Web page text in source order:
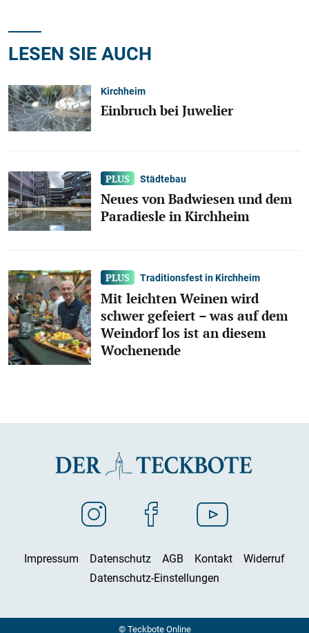
LESEN SIE AUCH
Kirchheim
Einbruch bei Juwelier
Städtebau
Neues von Badwiesen und dem
Paradiesle in Kirchheim
Traditionsfest in Kirchheim
Mit leichten Weinen wird
schwer gefeiert – was auf dem
Weindorf los ist an diesem
Wochenende
Impressum Datenschutz AGB Kontakt
Widerruf
Datenschutz-Einstellungen
© Teckbote Online